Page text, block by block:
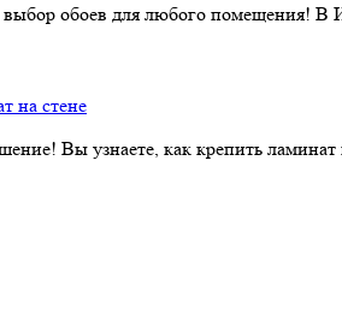
обоев для любого помещения! В
на стене
Вы узнаете, как крепить